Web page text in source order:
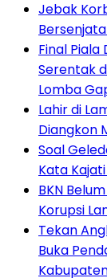
Jebak
Final Piala
Serentak
Lomba
Lahir di
Diangkon
Soal
Kata
BKN
Korupsi
Tekan
Buka